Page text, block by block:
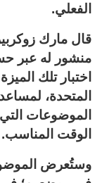
الفعلي.
قال مارك
منشور له عبر
اختبار تلك
المتحدة،
الموضوعات
الوقت المناسب.
وستُعرض